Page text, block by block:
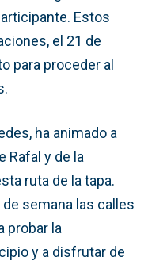
Estos
el 21 de
para proceder al
ha animado a
Rafal y de la
ruta de la tapa.
semana las calles
probar la
y a disfrutar de